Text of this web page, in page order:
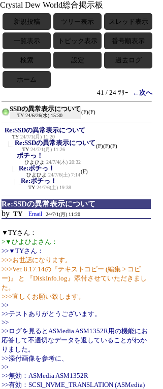
Crystal Dew World総合掲示板
新規投稿 ツリー表示 スレッド表示
一覧表示 トピック表示 番号順表示
検索 設定 過去ログ
ホーム
41 / 24 ﾂﾘｰ
←次へ
SSDの異常表示について
TY 24/6/26(水) 15:30
(F)(F)
Re:SSDの異常表示について
TY 24/7/1(月) 11:20
Re:SSDの異常表示について
TY 24/7/1(月) 11:26
(F)(F)(F)
ポチっ！
ひよひよ 24/7/4(木) 20:32
Re:ポチっ！
ひよひよ 24/7/6(土) 7:14
(F)
Re:ポチっ！
TY 24/7/6(土) 19:38
Re:SSDの異常表示について
by TY Email 24/7/1(月) 11:20
▼TYさん：
>▼ひよひよさん：
>>▼TYさん：
>>>お世話になります。
>>>Ver. 8.17.14の『テキストコピー (編集 > コピ
ー)』 と 『DiskInfo.log』添付させていただきまし
た。
>>>宜しくお願い致します。
>>
>>テストありがとうございます。
>>
>>ログを見るとASMedia ASM1352R用の機能にお
応答して不適切なデータを返していることがわか
りました。
>>添付画像を参考に、
>>
>>無効：ASMedia ASM1352R
>>有効：SCSI_NVME_TRANSLATION (ASMedia)